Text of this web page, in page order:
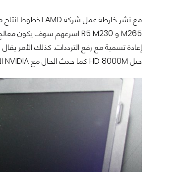
جيل HD 8000M كما حدث الحال مع NVIDIA التي اطلقت جيل GF800M والذي كان بعض معالجاتها عبارة عن إعادة تسمية مع رفع التردد فقط.